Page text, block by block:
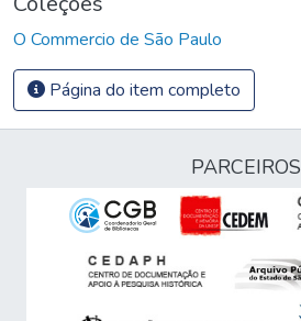
O Commercio de São Paulo
Página do item completo
PARCEIROS